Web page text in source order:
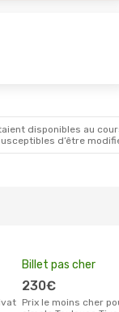
3
TIV - TLS
disponibles au
d’être
Billet pas cher
230€
Prix le moins cher pour un billet aller